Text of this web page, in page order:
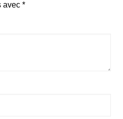
avec *